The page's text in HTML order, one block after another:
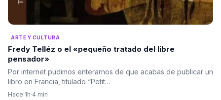
ARTE Y CULTURA
Fredy Telléz o el «pequeño tratado del libre
pensador»
Por internet pudimos enterarnos de que acabas de publicar un
libro en Francia, titulado “Petit…
Hace 1h·4 min